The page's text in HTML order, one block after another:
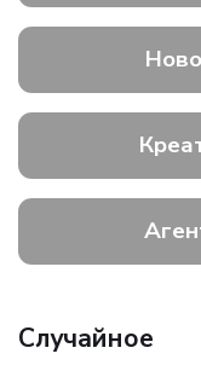
Случайное